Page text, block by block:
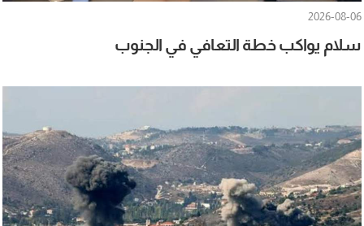
2026-08-06
سلام يواكب خطة التعافي في الجنوب